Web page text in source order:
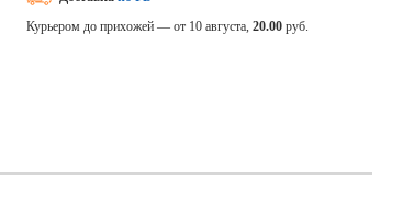
Курьером до прихожей — от 10 августа, 20.00 руб.